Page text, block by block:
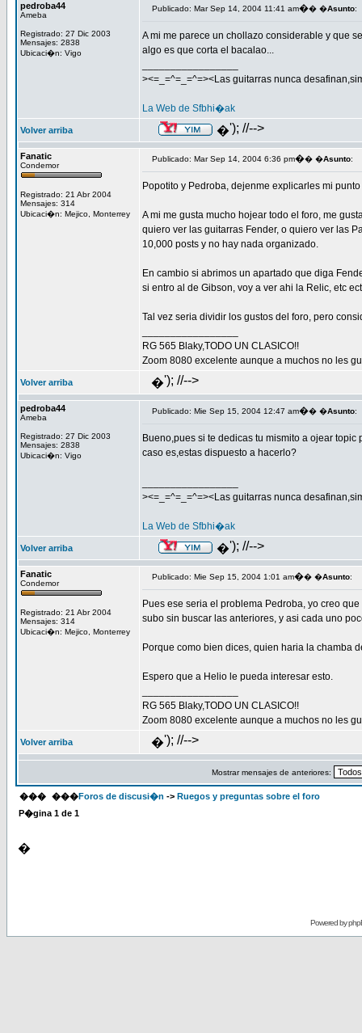
pedroba44
Ameba
Registrado: 27 Dic 2003
Mensajes: 2838
Ubicaci�n: Vigo
Publicado: Mar Sep 14, 2004 11:41 am�� �Asunto:
A mi me parece un chollazo considerable y que
algo es que corta el bacalao...
><=_=^=_=^=><Las guitarras nunca
La Web de Sfbhi�ak
Volver arriba �'); //-->
Fanatic
Condemor
Registrado: 21 Abr 2004
Mensajes: 314
Ubicaci�n: Mejico, Monterrey
Publicado: Mar Sep 14, 2004 6:36 pm�� �Asunto:
Popotito y Pedroba, dejenme explicarles mi
A mi me gusta mucho hojear todo el foro, me
quiero ver las guitarras Fender, o quiero ver las
10,000 posts y no hay nada organizado.
En cambio si abrimos un apartado que diga
si entro al de Gibson, voy a ver ahi la Relic, etc
Tal vez seria dividir los gustos del foro, pero
RG 565 Blaky,TODO UN CLASICO!!
Zoom 8080 excelente aunque a muchos no les
Volver arriba �'); //-->
pedroba44
Ameba
Registrado: 27 Dic 2003
Mensajes: 2838
Ubicaci�n: Vigo
Publicado: Mie Sep 15, 2004 12:47 am�� �Asunto:
Bueno,pues si te dedicas tu mismito a ojear
caso es,estas dispuesto a hacerlo?
><=_=^=_=^=><Las guitarras nunca
La Web de Sfbhi�ak
Volver arriba �'); //-->
Fanatic
Condemor
Registrado: 21 Abr 2004
Mensajes: 314
Ubicaci�n: Mejico, Monterrey
Publicado: Mie Sep 15, 2004 1:01 am�� �Asunto:
Pues ese seria el problema Pedroba, yo creo
subo sin buscar las anteriores, y asi cada uno
Porque como bien dices, quien haria la chamba
Espero que a Helio le pueda interesar esto.
RG 565 Blaky,TODO UN CLASICO!!
Zoom 8080 excelente aunque a muchos no les
Volver arriba �'); //-->
Mostrar mensajes de anteriores:
��� ���Foros de discusi�n -> Ruegos y preguntas sobre el foro
P�gina 1 de 1
�
Powered by